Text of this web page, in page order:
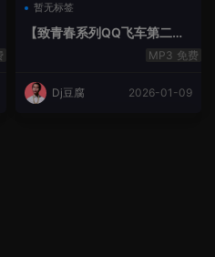
暂无标签
【致青春系列QQ飞车第二季
免费
Dj豆腐 2026-01-09